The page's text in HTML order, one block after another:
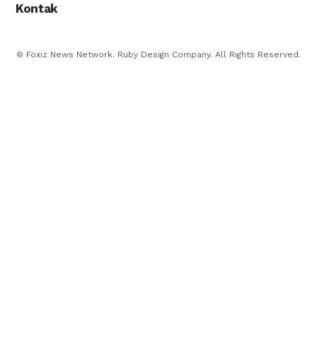
Kontak
© Foxiz News Network. Ruby Design Company. All Rights Reserved.